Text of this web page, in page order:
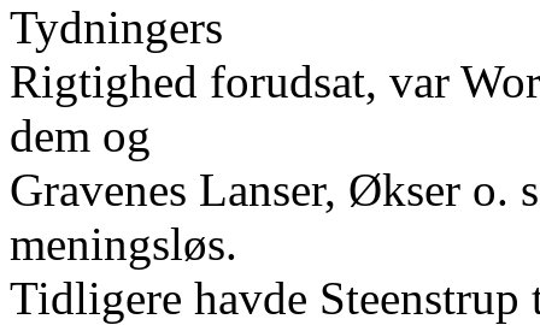
Tydningers
Rigtighed forudsat, var
dem og
Gravenes Lanser, Økser o.
meningsløs.
Tidligere havde